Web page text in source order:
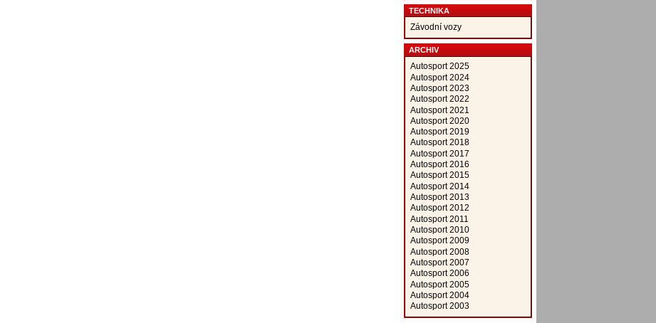
TECHNIKA
Závodní vozy
ARCHIV
Autosport 2025
Autosport 2024
Autosport 2023
Autosport 2022
Autosport 2021
Autosport 2020
Autosport 2019
Autosport 2018
Autosport 2017
Autosport 2016
Autosport 2015
Autosport 2014
Autosport 2013
Autosport 2012
Autosport 2011
Autosport 2010
Autosport 2009
Autosport 2008
Autosport 2007
Autosport 2006
Autosport 2005
Autosport 2004
Autosport 2003